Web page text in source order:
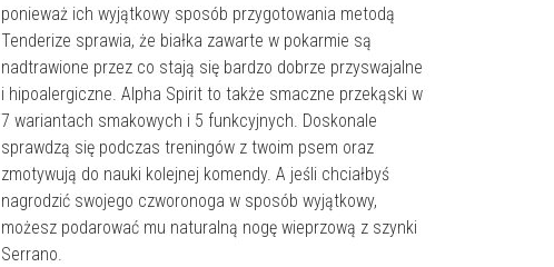
ponieważ ich wyjątkowy sposób przygotowania metodą
Tenderize sprawia, że białka zawarte w pokarmie są
nadtrawione przez co stają się bardzo dobrze przyswajalne
i hipoalergiczne. Alpha Spirit to także smaczne przekąski w
7 wariantach smakowych i 5 funkcyjnych. Doskonale
sprawdzą się podczas treningów z twoim psem oraz
zmotywują do nauki kolejnej komendy. A jeśli chciałbyś
nagrodzić swojego czworonoga w sposób wyjątkowy,
możesz podarować mu naturalną nogę wieprzową z szynki
Serrano.